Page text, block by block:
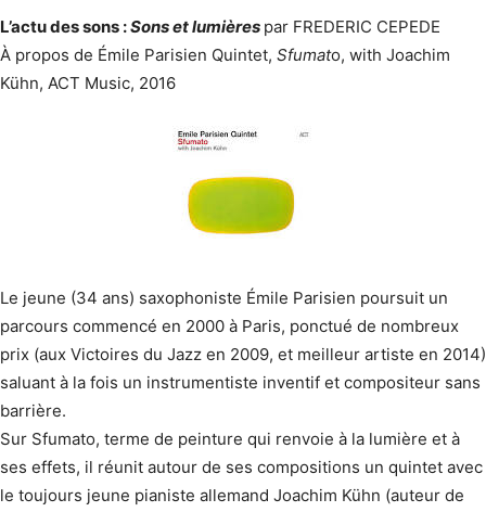
L’actu des sons :Sons et lumières par FREDERIC CEPEDE
À propos de Émile Parisien Quintet, Sfumato, with Joachim
Kühn, ACT Music, 2016
Le jeune (34 ans) saxophoniste Émile Parisien poursuit un
parcours commencé en 2000 à Paris, ponctué de nombreux
prix (aux Victoires du Jazz en 2009, et meilleur artiste en 2014)
saluant à la fois un instrumentiste inventif et compositeur sans
barrière.
Sur Sfumato, terme de peinture qui renvoie à la lumière et à
ses effets, il réunit autour de ses compositions un quintet avec
le toujours jeune pianiste allemand Joachim Kühn (auteur de